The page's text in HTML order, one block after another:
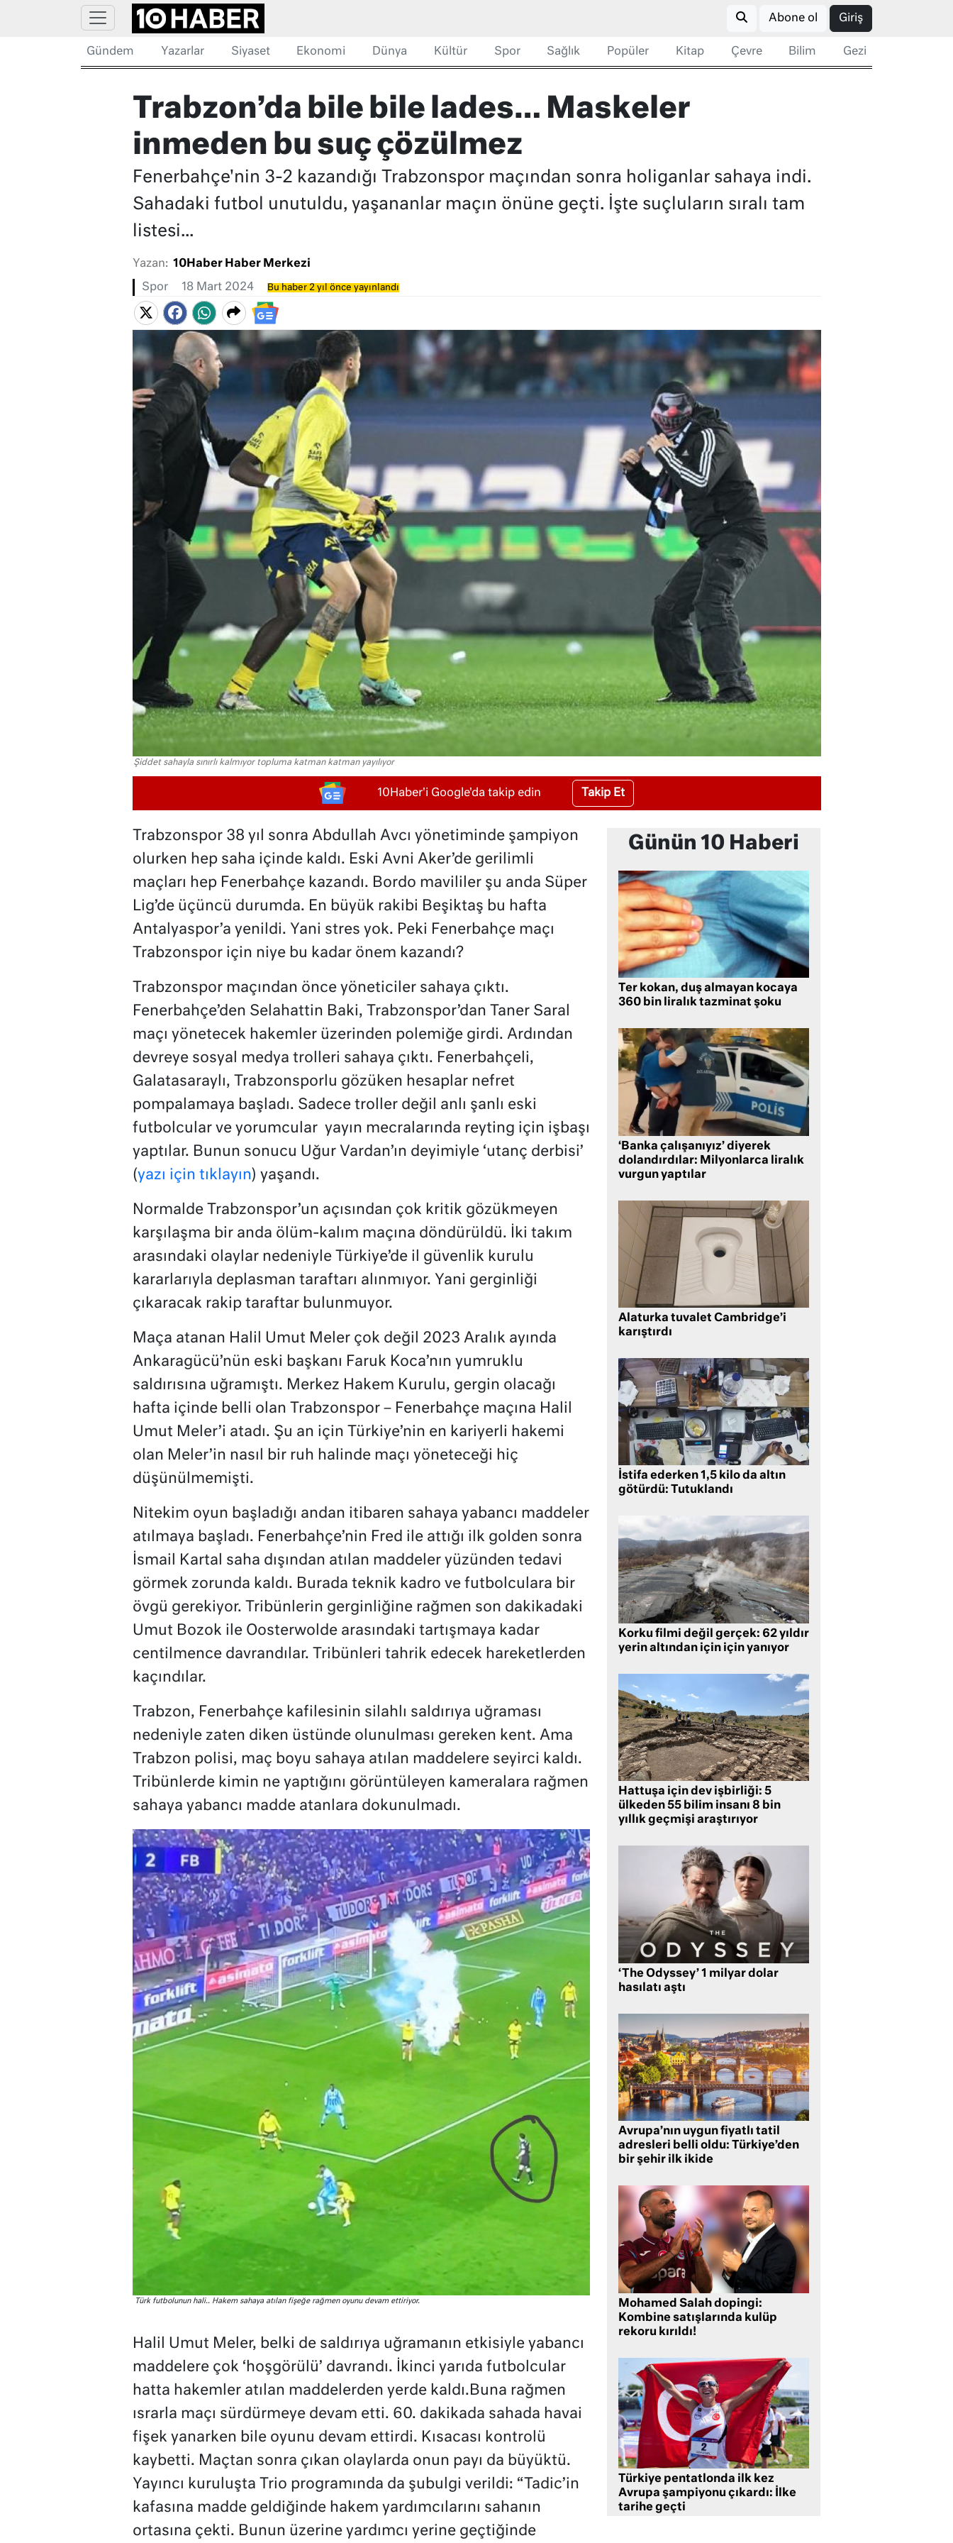
Abone ol Giriş
Gündem Yazarlar Siyaset Ekonomi Dünya Kültür Spor Sağlık Popüler Kitap Çevre Bilim Gezi
Trabzon’da bile bile lades… Maskeler
inmeden bu suç çözülmez
Fenerbahçe'nin 3-2 kazandığı Trabzonspor maçından sonra holiganlar sahaya indi.
Sahadaki futbol unutuldu, yaşananlar maçın önüne geçti. İşte suçluların sıralı tam
listesi...
Yazan: 10Haber Haber Merkezi
Spor 18 Mart 2024 Bu haber 2 yıl önce yayınlandı
Şiddet sahayla sınırlı kalmıyor topluma katman katman yayılıyor
10Haber'i Google'da takip edin Takip Et
Trabzonspor 38 yıl sonra Abdullah Avcı yönetiminde şampiyon
olurken hep saha içinde kaldı. Eski Avni Aker’de gerilimli
maçları hep Fenerbahçe kazandı. Bordo mavililer şu anda Süper
Lig’de üçüncü durumda. En büyük rakibi Beşiktaş bu hafta
Antalyaspor’a yenildi. Yani stres yok. Peki Fenerbahçe maçı
Trabzonspor için niye bu kadar önem kazandı?
Trabzonspor maçından önce yöneticiler sahaya çıktı.
Fenerbahçe’den Selahattin Baki, Trabzonspor’dan Taner Saral
maçı yönetecek hakemler üzerinden polemiğe girdi. Ardından
devreye sosyal medya trolleri sahaya çıktı. Fenerbahçeli,
Galatasaraylı, Trabzonsporlu gözüken hesaplar nefret
pompalamaya başladı. Sadece troller değil anlı şanlı eski
futbolcular ve yorumcular yayın mecralarında reyting için işbaşı
yaptılar. Bunun sonucu Uğur Vardan’ın deyimiyle ‘utanç derbisi’
(yazı için tıklayın) yaşandı.
Normalde Trabzonspor’un açısından çok kritik gözükmeyen
karşılaşma bir anda ölüm-kalım maçına döndürüldü. İki takım
arasındaki olaylar nedeniyle Türkiye’de il güvenlik kurulu
kararlarıyla deplasman taraftarı alınmıyor. Yani gerginliği
çıkaracak rakip taraftar bulunmuyor.
Maça atanan Halil Umut Meler çok değil 2023 Aralık ayında
Ankaragücü’nün eski başkanı Faruk Koca’nın yumruklu
saldırısına uğramıştı. Merkez Hakem Kurulu, gergin olacağı
hafta içinde belli olan Trabzonspor – Fenerbahçe maçına Halil
Umut Meler’i atadı. Şu an için Türkiye’nin en kariyerli hakemi
olan Meler’in nasıl bir ruh halinde maçı yöneteceği hiç
düşünülmemişti.
Nitekim oyun başladığı andan itibaren sahaya yabancı maddeler
atılmaya başladı. Fenerbahçe’nin Fred ile attığı ilk golden sonra
İsmail Kartal saha dışından atılan maddeler yüzünden tedavi
görmek zorunda kaldı. Burada teknik kadro ve futbolculara bir
övgü gerekiyor. Tribünlerin gerginliğine rağmen son dakikadaki
Umut Bozok ile Oosterwolde arasındaki tartışmaya kadar
centilmence davrandılar. Tribünleri tahrik edecek hareketlerden
kaçındılar.
Trabzon, Fenerbahçe kafilesinin silahlı saldırıya uğraması
nedeniyle zaten diken üstünde olunulması gereken kent. Ama
Trabzon polisi, maç boyu sahaya atılan maddelere seyirci kaldı.
Tribünlerde kimin ne yaptığını görüntüleyen kameralara rağmen
sahaya yabancı madde atanlara dokunulmadı.
Türk futbolunun hali.. Hakem sahaya atılan fişeğe rağmen oyunu devam ettiriyor.
Halil Umut Meler, belki de saldırıya uğramanın etkisiyle yabancı
maddelere çok ‘hoşgörülü’ davrandı. İkinci yarıda futbolcular
hatta hakemler atılan maddelerden yerde kaldı.Buna rağmen
ısrarla maçı sürdürmeye devam etti. 60. dakikada sahada havai
fişek yanarken bile oyunu devam ettirdi. Kısacası kontrolü
kaybetti. Maçtan sonra çıkan olaylarda onun payı da büyüktü.
Yayıncı kuruluşta Trio programında da şubulgi verildi: “Tadic’in
kafasına madde geldiğinde hakem yardımcılarını sahanın
ortasına çekti. Bunun üzerine yardımcı yerine geçtiğinde
Günün 10 Haberi
Ter kokan, duş almayan kocaya
360 bin liralık tazminat şoku
‘Banka çalışanıyız’ diyerek
dolandırdılar: Milyonlarca liralık
vurgun yaptılar
Alaturka tuvalet Cambridge’i
karıştırdı
İstifa ederken 1,5 kilo da altın
götürdü: Tutuklandı
Korku filmi değil gerçek: 62 yıldır
yerin altından için için yanıyor
Hattuşa için dev işbirliği: 5
ülkeden 55 bilim insanı 8 bin
yıllık geçmişi araştırıyor
‘The Odyssey’ 1 milyar dolar
hasılatı aştı
Avrupa’nın uygun fiyatlı tatil
adresleri belli oldu: Türkiye’den
bir şehir ilk ikide
Mohamed Salah dopingi:
Kombine satışlarında kulüp
rekoru kırıldı!
Türkiye pentatlonda ilk kez
Avrupa şampiyonu çıkardı: İlke
tarihe geçti